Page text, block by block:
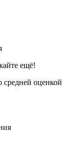
ещё!
оценкой